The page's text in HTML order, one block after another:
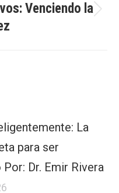
Venciendo la
La
para ser
Dr. Emir Rivera